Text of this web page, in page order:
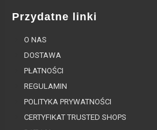
Przydatne linki
O NAS
DOSTAWA
PŁATNOŚCI
REGULAMIN
POLITYKA PRYWATNOŚCI
CERTYFIKAT TRUSTED SHOPS